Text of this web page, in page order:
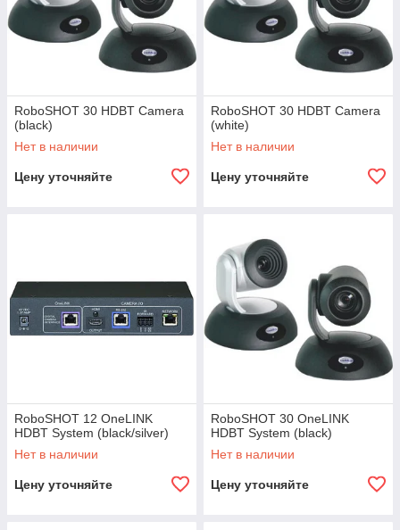
RoboSHOT 30 HDBT Camera
(black)
Нет в наличии
Цену уточняйте
RoboSHOT 30 HDBT Camera
(white)
Нет в наличии
Цену уточняйте
RoboSHOT 12 OneLINK
HDBT System (black/silver)
Нет в наличии
Цену уточняйте
RoboSHOT 30 OneLINK
HDBT System (black)
Нет в наличии
Цену уточняйте